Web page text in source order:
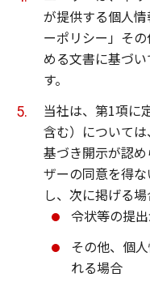
が提供する個人
ーポリシー」そ
める文書に基づ
す。
当社は、第1項に
含む）について
基づき開示が認
ザーの同意を得
し、次に掲げる
令状等の提
その他、個
れる場合